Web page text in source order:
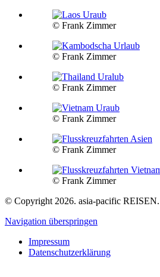
© Frank Zimmer
© Frank Zimmer
© Frank Zimmer
© Frank Zimmer
© Frank Zimmer
© Frank Zimmer
© Copyright 2026. asia-pacific
Navigation überspringen
Impressum
Datenschutzerklärung